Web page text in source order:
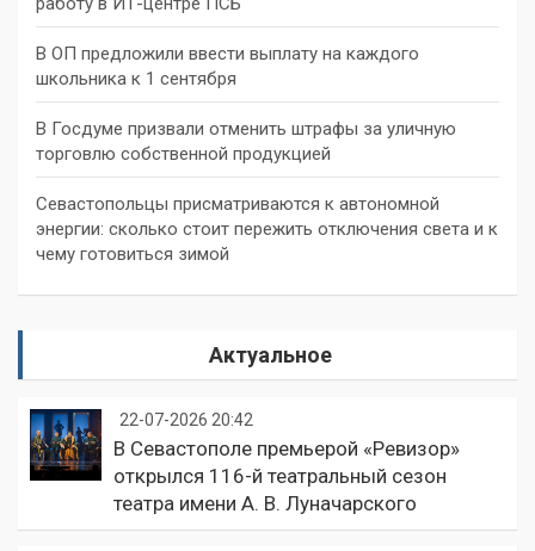
В ОП предложили ввести выплату на каждого
школьника к 1 сентября
В Госдуме призвали отменить штрафы за уличную
торговлю собственной продукцией
Севастопольцы присматриваются к автономной
энергии: сколько стоит пережить отключения света и к
чему готовиться зимой
Актуальное
22-07-2026 20:42
В Севастополе премьерой «Ревизор»
открылся 116-й театральный сезон
театра имени А. В. Луначарского